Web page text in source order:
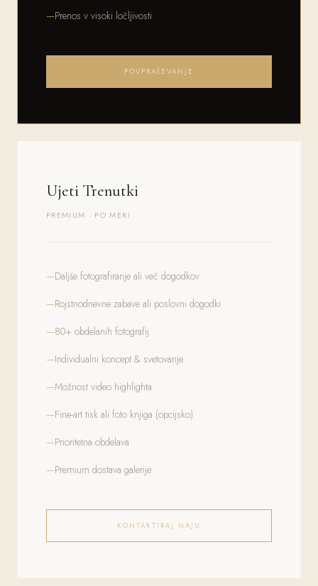
Prenos v visoki ločljivosti
POVPRAŠEVANJE
Ujeti Trenutki
PREMIUM · PO MERI
Daljše fotografiranje ali več dogodkov
Rojstnodnevne zabave ali poslovni dogodki
80+ obdelanih fotografij
Individualni koncept & svetovanje
Možnost video highlighta
Fine-art tisk ali foto knjiga (opcijsko)
Prioritetna obdelava
Premium dostava galerije
KONTAKTIRAJ NAJU